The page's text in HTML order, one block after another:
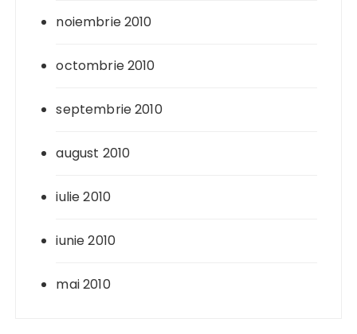
noiembrie 2010
octombrie 2010
septembrie 2010
august 2010
iulie 2010
iunie 2010
mai 2010